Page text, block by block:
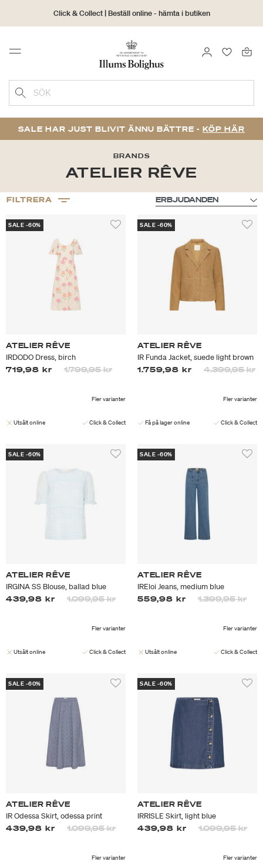
Click & Collect | Beställ online - hämta i butiken
30 dagars returrätt
Menu LOGGA IN
SÖK
SALE HAR JUST BLIVIT ÄNNU BÄTTRE - KÖP HÄR
BRANDS
ATELIER RÊVE
FILTRERA
SALE -60%
ATELIER RÊVE
IRDODO Dress, birch
719,98 kr
Priset är nedsatt från
1.799,95 krtill
Fler varianter
Utsålt online Click & Collect
SALE -60%
ATELIER RÊVE
IR Funda Jacket, suede light brown
1.759,98 kr
Priset är
4.399,95 kr
Fler varianter
Få på lager online Click & Collect
SALE -60%
ATELIER RÊVE
IRGINA SS Blouse, ballad blue
439,98 kr
Priset är nedsatt från
1.099,95 krtill
Fler varianter
Utsålt online Click & Collect
SALE -60%
ATELIER RÊVE
IREloi Jeans, medium blue
559,98 kr
Priset är
1.399,95 krtill
Fler varianter
Utsålt online Click & Collect
SALE -60%
ATELIER RÊVE
IR Odessa Skirt, odessa print
439,98 kr
Priset är nedsatt från
1.099,95 krtill
Fler varianter
SALE -60%
ATELIER RÊVE
IRRISLE Skirt, light blue
439,98 kr
Priset är
1.099,95 krtill
Fler varianter